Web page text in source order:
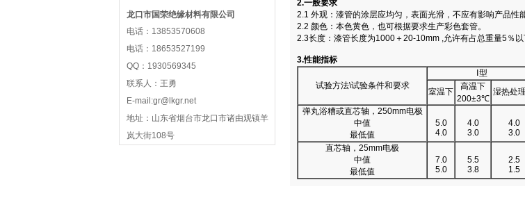
龙口市国荣绝缘材料有限公司
电话：13853570608
电话：18653527199
QQ：1930569345
联系人：王勇
E-mail:gr@lkgr.net
地址：山东省烟台市龙口市诸由观镇羊
岚大街108号
2.一般要求
2.1 外观：漆管的涂层应均匀，表面光滑，不应有影响产品性
2.2 颜色：本色黄色，也可根据要求生产彩色套管。
2.3长度：漆管长度为1000＋20-10mm ,允许有占总重量5％
3.性能指标
试验方法\试验条件和要求
Ⅰ型
室温下
高温下
200±3℃
湿热处
弹丸浴糟或直芯轴，250mm电极
中值
最低值
5.0
4.0
4.0
3.0
4.0
3.0
直芯轴，25mm电极
中值
最低值
7.0
5.0
5.5
3.8
2.5
1.5